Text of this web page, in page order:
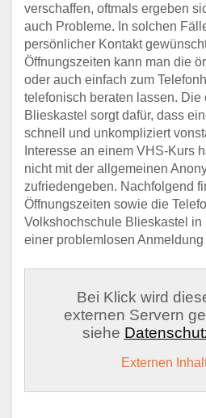
verschaffen, oftmals ergeben
auch Probleme. In solchen
persönlicher Kontakt
Öffnungszeiten kann man die
oder auch einfach zum
telefonisch beraten lassen.
Blieskastel sorgt dafür, dass
schnell und unkompliziert
Interesse an einem VHS-Kurs
nicht mit der allgemeinen
zufriedengeben. Nachfolgend
Öffnungszeiten sowie die
Volkshochschule Blieskastel in
einer problemlosen
Bei Klick wird
externen Servern
siehe
Externen